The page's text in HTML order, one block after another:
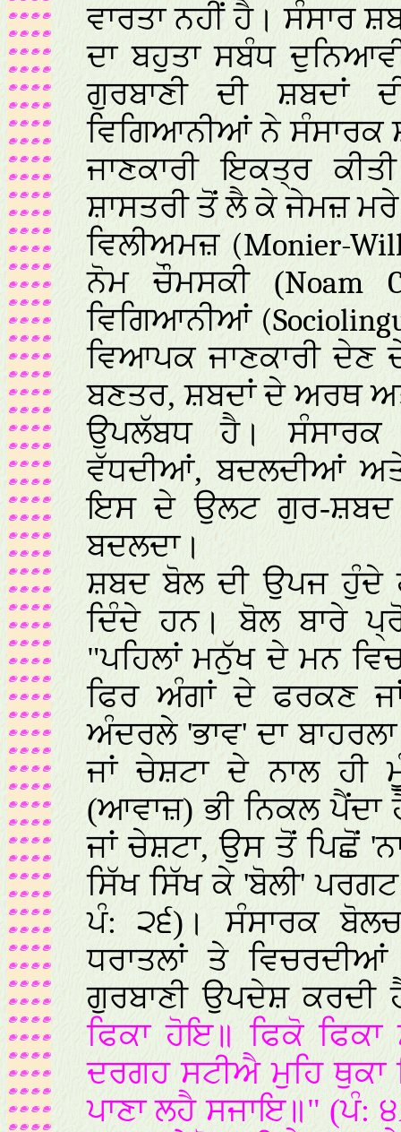
ਵਾਰਤਾ ਨਹੀਂ ਹੈ। ਸੰਸਾਰ
ਦਾ ਬਹੁਤਾ ਸਬੰਧ
ਗੁਰਬਾਣੀ ਦੀ ਸ਼ਬਦਾਂ
ਵਿਗਿਆਨੀਆਂ ਨੇ ਸੰਸਾਰਕ
ਜਾਣਕਾਰੀ ਇਕਤ੍ਰ
ਸ਼ਾਸਤਰੀ ਤੋਂ ਲੈ ਕੇ ਜੇਮਜ਼
ਵਿਲੀਅਮਜ਼(Monier-
ਨੋਮ ਚੌਮਸਕੀ (Noam
ਵਿਗਿਆਨੀਆਂ
ਵਿਆਪਕ ਜਾਣਕਾਰੀ ਦੇਣ
ਬਣਤਰ, ਸ਼ਬਦਾਂ ਦੇ ਅਰਥ
ਉਪਲੱਬਧ ਹੈ। ਸੰਸਾਰਕ
ਵੱਧਦੀਆਂ, ਬਦਲਦੀਆਂ
ਇਸ ਦੇ ਉਲਟ ਗੁਰ-ਸ਼ਬਦ
ਬਦਲਦਾ।
ਸ਼ਬਦ ਬੋਲ ਦੀ ਉਪਜ ਹੁੰਦੇ
ਦਿੰਦੇ ਹਨ। ਬੋਲ ਬਾਰੇ
"ਪਹਿਲਾਂ ਮਨੁੱਖ ਦੇ ਮਨ
ਫਿਰ ਅੰਗਾਂ ਦੇ ਫਰਕਣ
ਅੰਦਰਲੇ 'ਭਾਵ' ਦਾ
ਜਾਂ ਚੇਸ਼ਟਾ ਦੇ ਨਾਲ ਹੀ
(ਆਵਾਜ਼) ਭੀ ਨਿਕਲ ਪੈਂਦਾ
ਜਾਂ ਚੇਸ਼ਟਾ, ਉਸ ਤੋਂ ਪਿਛੋਂ
ਸਿੱਖ ਸਿੱਖ ਕੇ 'ਬੋਲੀ'
ਪੰ: ੨੬)। ਸੰਸਾਰਕ
ਧਰਾਤਲਾਂ ਤੇ
ਗੁਰਬਾਣੀ ਉਪਦੇਸ਼ ਕਰਦੀ
ਫਿਕਾ ਹੋਇ॥ ਫਿਕੋ
ਦਰਗਹ ਸਟੀਐ ਮੁਹਿ
ਪਾਣਾ ਲਹੈ ਸਜਾਇ॥" (ਪੰ: